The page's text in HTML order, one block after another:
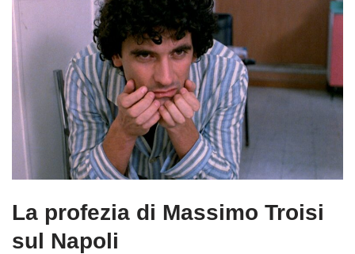
La profezia di Massimo Troisi
sul Napoli